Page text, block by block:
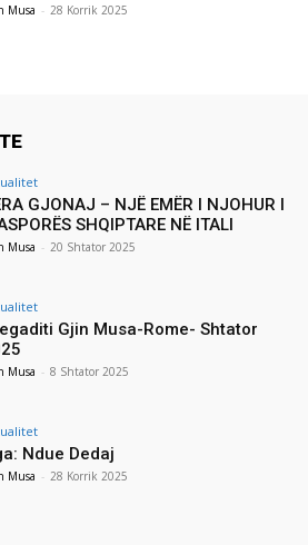
Musa - 28 Korrik 2025
GJONAJ – NJË EMËR I NJOHUR I
SHQIPTARE NË ITALI
Musa - 20 Shtator 2025
Gjin Musa-Rome- Shtator
Musa - 8 Shtator 2025
Ndue Dedaj
Musa - 28 Korrik 2025